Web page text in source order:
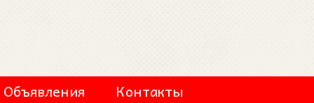
Объявления Контакты